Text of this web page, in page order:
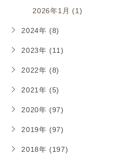
2026年1月 (1)
2024年 (8)
2023年 (11)
2022年 (8)
2021年 (5)
2020年 (97)
2019年 (97)
2018年 (197)